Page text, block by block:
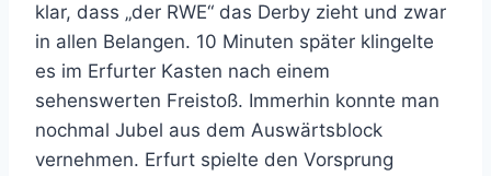
klar, dass „der RWE“ das Derby zieht und zwar
in allen Belangen. 10 Minuten später klingelte
es im Erfurter Kasten nach einem
sehenswerten Freistoß. Immerhin konnte man
nochmal Jubel aus dem Auswärtsblock
vernehmen. Erfurt spielte den Vorsprung